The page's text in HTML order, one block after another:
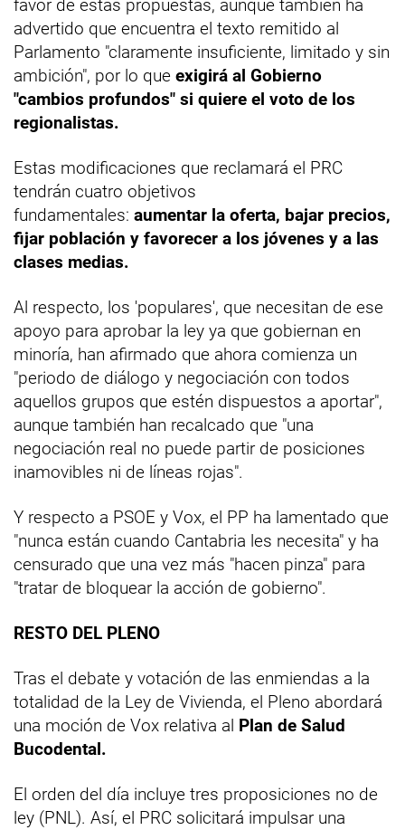
favor de estas propuestas, aunque también ha
advertido que encuentra el texto remitido al
Parlamento "claramente insuficiente, limitado y sin
ambición", por lo que exigirá al Gobierno
"cambios profundos" si quiere el voto de los
regionalistas.
Estas modificaciones que reclamará el PRC
tendrán cuatro objetivos
fundamentales: aumentar la oferta, bajar precios,
fijar población y favorecer a los jóvenes y a las
clases medias.
Al respecto, los 'populares', que necesitan de ese
apoyo para aprobar la ley ya que gobiernan en
minoría, han afirmado que ahora comienza un
"periodo de diálogo y negociación con todos
aquellos grupos que estén dispuestos a aportar",
aunque también han recalcado que "una
negociación real no puede partir de posiciones
inamovibles ni de líneas rojas".
Y respecto a PSOE y Vox, el PP ha lamentado que
"nunca están cuando Cantabria les necesita" y ha
censurado que una vez más "hacen pinza" para
"tratar de bloquear la acción de gobierno".
RESTO DEL PLENO
Tras el debate y votación de las enmiendas a la
totalidad de la Ley de Vivienda, el Pleno abordará
una moción de Vox relativa al Plan de Salud
Bucodental.
El orden del día incluye tres proposiciones no de
ley (PNL). Así, el PRC solicitará impulsar una